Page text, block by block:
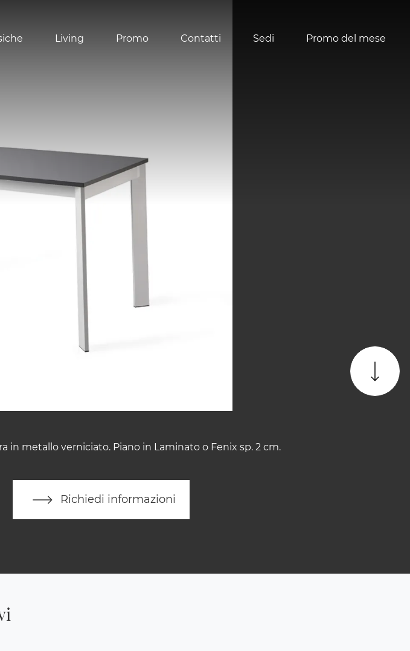
Living Promo Contatti Sedi Promo del mese
metallo verniciato. Piano in Laminato o Fenix sp. 2 cm.
Richiedi informazioni